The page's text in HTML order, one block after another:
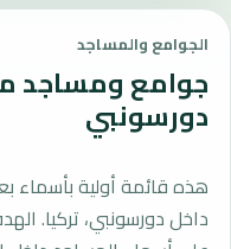
الجوامع والمساجد
جوامع ومساجد
دورسونبي
هذه قائمة أولية بأسماء
داخل دورسونبي، تركيا.